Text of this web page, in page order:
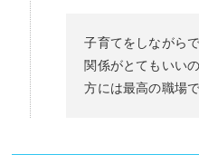
子育てをしながら
関係がとてもいい
方には最高の職場